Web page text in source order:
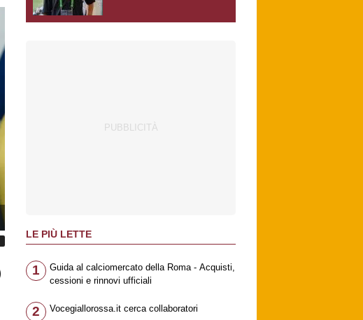
LE PIÙ LETTE
1
Guida al calciomercato della Roma - Acquisti,
cessioni e rinnovi ufficiali
2 Vocegiallorossa.it cerca collaboratori